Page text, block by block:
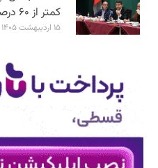
کمتر از ۶۰ درصد است
۱۵ اردیبهشت ۱۴۰۵